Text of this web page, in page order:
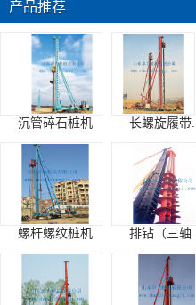
产品推荐
沉管碎石桩机 长螺旋履带...
螺杆螺纹桩机 排钻（三轴...